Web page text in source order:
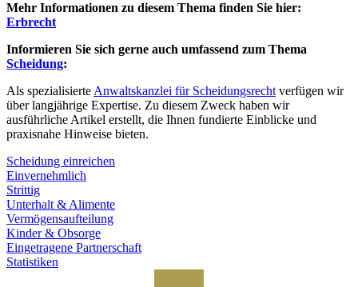
Mehr Informationen zu diesem Thema finden Sie hier:
Erbrecht
Informieren Sie sich gerne auch umfassend zum Thema
Scheidung:
Als spezialisierteAnwaltskanzlei für Scheidungsrechtverfügen wir
über langjährige Expertise. Zu diesem Zweck haben wir
ausführliche Artikel erstellt, die Ihnen fundierte Einblicke und
praxisnahe Hinweise bieten.
Scheidung einreichen
Einvernehmlich
Strittig
Unterhalt & Alimente
Vermögensaufteilung
Kinder & Obsorge
Eingetragene Partnerschaft
Statistiken